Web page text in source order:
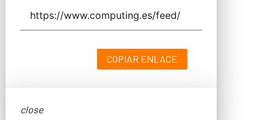
COPIAR ENLACE
close